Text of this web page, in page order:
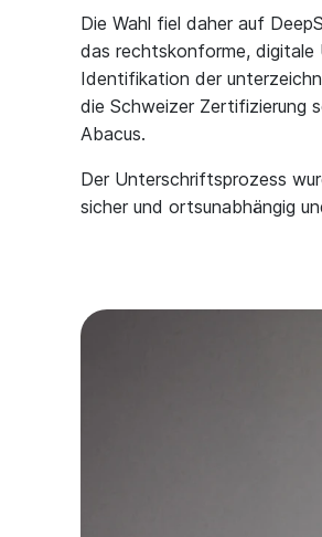
Die Wahl fiel daher auf
das rechtskonforme, digitale
Identifikation der
die Schweizer Zertifizierung
Abacus.
Der Unterschriftsprozess
sicher und ortsunabhängig